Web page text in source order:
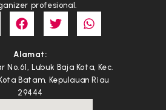
profesional.
Alamat:
No.61, Lubuk Baja Kota, Kec.
Batam, Kepulauan Riau
29444